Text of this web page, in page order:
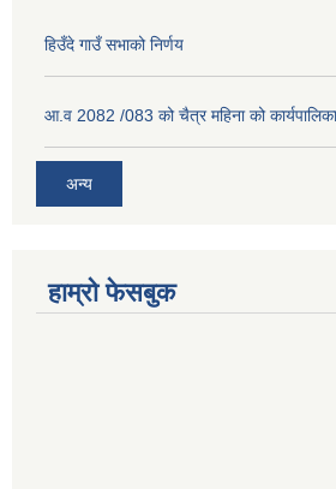
हिउँदे गाउँ सभाको निर्णय
आ.व 2082 /083 को चैत्र महिना को
अन्य
हाम्रो फेसबुक